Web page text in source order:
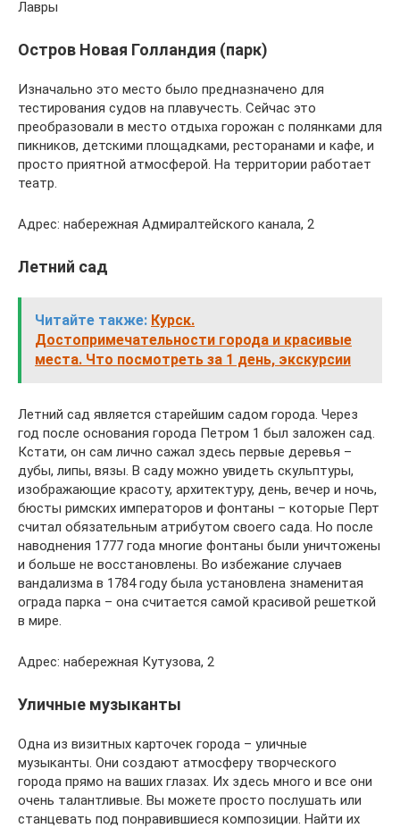
Лавры
Остров Новая Голландия (парк)
Изначально это место было предназначено для
тестирования судов на плавучесть. Сейчас это
преобразовали в место отдыха горожан с полянками для
пикников, детскими площадками, ресторанами и кафе, и
просто приятной атмосферой. На территории работает
театр.
Адрес: набережная Адмиралтейского канала, 2
Летний сад
Читайте также: Курск.
Достопримечательности города и красивые
места. Что посмотреть за 1 день, экскурсии
Летний сад является старейшим садом города. Через
год после основания города Петром 1 был заложен сад.
Кстати, он сам лично сажал здесь первые деревья –
дубы, липы, вязы. В саду можно увидеть скульптуры,
изображающие красоту, архитектуру, день, вечер и ночь,
бюсты римских императоров и фонтаны – которые Перт
считал обязательным атрибутом своего сада. Но после
наводнения 1777 года многие фонтаны были уничтожены
и больше не восстановлены. Во избежание случаев
вандализма в 1784 году была установлена знаменитая
ограда парка – она считается самой красивой решеткой
в мире.
Адрес: набережная Кутузова, 2
Уличные музыканты
Одна из визитных карточек города – уличные
музыканты. Они создают атмосферу творческого
города прямо на ваших глазах. Их здесь много и все они
очень талантливые. Вы можете просто послушать или
станцевать под понравившиеся композиции. Найти их